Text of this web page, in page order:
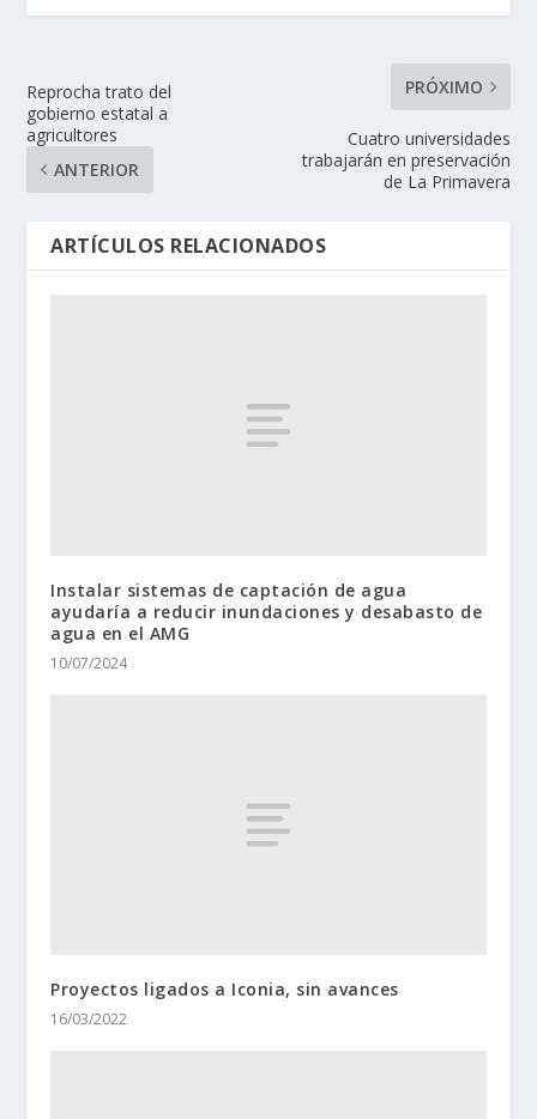
Reprocha trato del
gobierno estatal a
agricultores
ANTERIOR
PRÓXIMO
Cuatro universidades
trabajarán en preservación
de La Primavera
ARTÍCULOS RELACIONADOS
Instalar sistemas de captación de agua
ayudaría a reducir inundaciones y desabasto de
agua en el AMG
10/07/2024
Proyectos ligados a Iconia, sin avances
16/03/2022